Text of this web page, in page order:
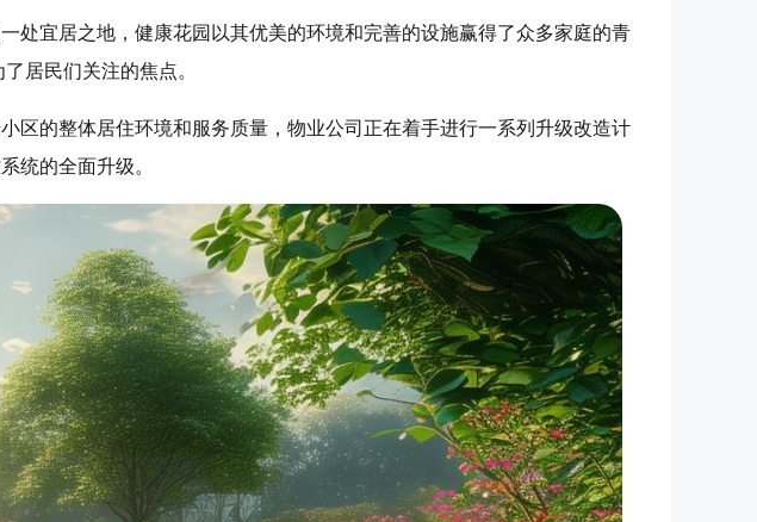
处宜居之地，健康花园以其优美的环境和完善的设施赢得了众多家庭的青
居民们关注的焦点。
区的整体居住环境和服务质量，物业公司正在着手进行一系列升级改造计
统的全面升级。